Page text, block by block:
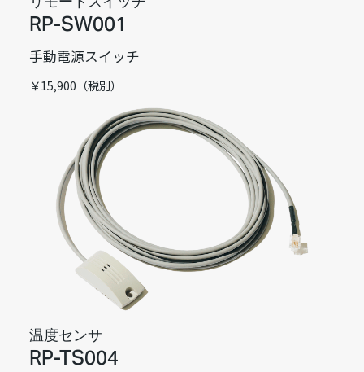
RP-SW001
手動電源スイッチ
￥15,900（税別）
温度センサ
RP-TS004